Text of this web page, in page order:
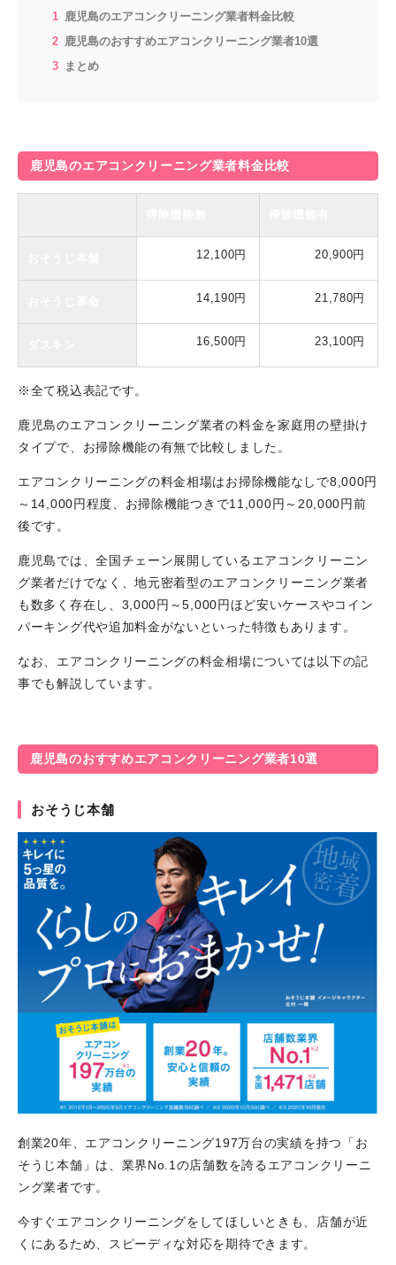
鹿児島のエアコンクリーニング業者料金比較
鹿児島のおすすめエアコンクリーニング業者10選
まとめ
鹿児島のエアコンクリーニング業者料金比較
12,100円 20,900円
14,190円 21,780円
16,500円 23,100円
※全て税込表記です。
鹿児島のエアコンクリーニング業者の料金を家庭用の壁掛け
タイプで、お掃除機能の有無で比較しました。
エアコンクリーニングの料金相場はお掃除機能なしで8,000円
～14,000円程度、お掃除機能つきで11,000円～20,000円前
後です。
鹿児島では、全国チェーン展開しているエアコンクリーニン
グ業者だけでなく、地元密着型のエアコンクリーニング業者
も数多く存在し、3,000円～5,000円ほど安いケースやコイン
パーキング代や追加料金がないといった特徴もあります。
なお、エアコンクリーニングの料金相場については以下の記
事でも解説しています。
鹿児島のおすすめエアコンクリーニング業者10選
おそうじ本舗
創業20年、エアコンクリーニング197万台の実績を持つ「お
そうじ本舗」は、業界No.1の店舗数を誇るエアコンクリーニ
ング業者です。
今すぐエアコンクリーニングをしてほしいときも、店舗が近
くにあるため、スピーディな対応を期待できます。